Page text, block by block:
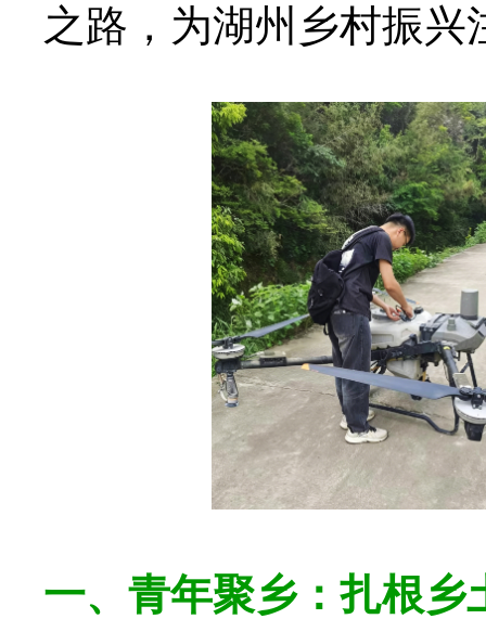
之路，为湖州乡村振
一、青年聚乡：扎根乡